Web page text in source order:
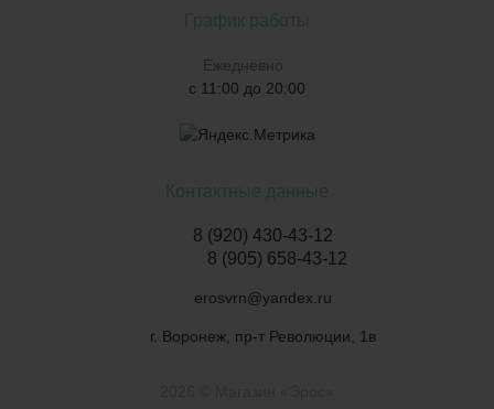
График работы
Ежедневно
с 11:00 до 20:00
Контактные данные
8 (920) 430-43-12
8 (905) 658-43-12
erosvrn@yandex.ru
г. Воронеж, пр-т Революции, 1в